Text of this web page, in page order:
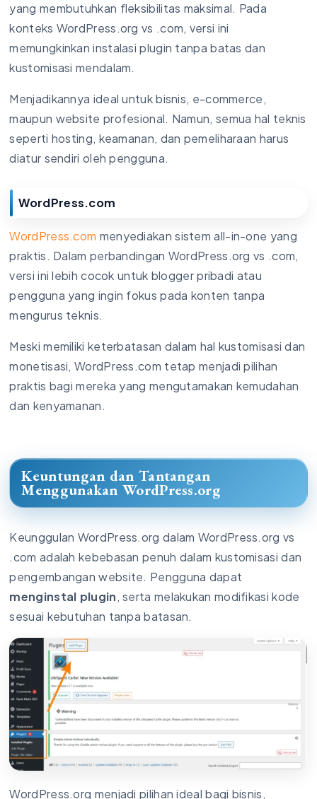
yang membutuhkan fleksibilitas maksimal. Pada
konteks WordPress.org vs .com, versi ini
memungkinkan instalasi plugin tanpa batas dan
kustomisasi mendalam.
Menjadikannya ideal untuk bisnis, e-commerce,
maupun website profesional. Namun, semua hal teknis
seperti hosting, keamanan, dan pemeliharaan harus
diatur sendiri oleh pengguna.
WordPress.com
WordPress.com menyediakan sistem all-in-one yang
praktis. Dalam perbandingan WordPress.org vs .com,
versi ini lebih cocok untuk blogger pribadi atau
pengguna yang ingin fokus pada konten tanpa
mengurus teknis.
Meski memiliki keterbatasan dalam hal kustomisasi dan
monetisasi, WordPress.com tetap menjadi pilihan
praktis bagi mereka yang mengutamakan kemudahan
dan kenyamanan.
Keuntungan dan Tantangan
Menggunakan WordPress.org
Keunggulan WordPress.org dalam WordPress.org vs
.com adalah kebebasan penuh dalam kustomisasi dan
pengembangan website. Pengguna dapat
menginstal plugin, serta melakukan modifikasi kode
sesuai kebutuhan tanpa batasan.
WordPress.org menjadi pilihan ideal bagi bisnis,